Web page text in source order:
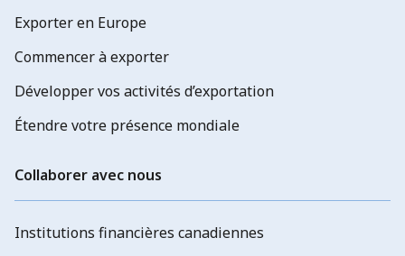
Exporter en Europe
Commencer à exporter
Développer vos activités d’exportation
Étendre votre présence mondiale
Collaborer avec nous
Institutions financières canadiennes